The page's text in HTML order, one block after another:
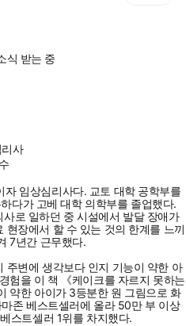
식 받는 중
사
임상심리사다. 교토 대학 공학부를
다가 고베 대학 의학부를 졸업했다.
로 일하던 중 시설에서 발달 장애가
현장에서 할 수 있는 것의 한계를 느끼
7년간 근무했다.
주변에 생각보다 인지 기능이 약한 아
험을 이 책 《케이크를 자르지 못하는
약한 아이가 3등분한 원 그림으로 화
존 베스트셀러에 올라 50만 부 이상
스트셀러 1위를 차지했다.